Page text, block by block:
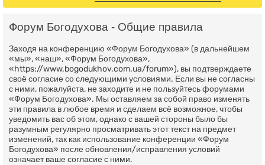
Форум Богодухова - Общие правила
Заходя на конференцию «Форум Богодухова» (в дальнейшем
«мы», «наш», «Форум Богодухова»,
«https://www.bogodukhov.com.ua/forum»), вы подтверждаете
своё согласие со следующими условиями. Если вы не согласны
с ними, пожалуйста, не заходите и не пользуйтесь форумами
«Форум Богодухова». Мы оставляем за собой право изменять
эти правила в любое время и сделаем всё возможное, чтобы
уведомить вас об этом, однако с вашей стороны было бы
разумным регулярно просматривать этот текст на предмет
изменений, так как использование конференции «Форум
Богодухова» после обновления/исправления условий
означает ваше согласие с ними.